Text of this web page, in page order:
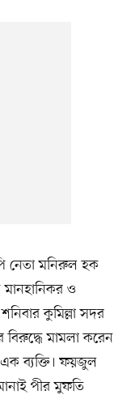
নেতা মনিরুল হক
মানহানিকর ও
কুমিল্লা সদর
মামলা করেন
ব্যক্তি। ফয়জুল
পীর মুফতি